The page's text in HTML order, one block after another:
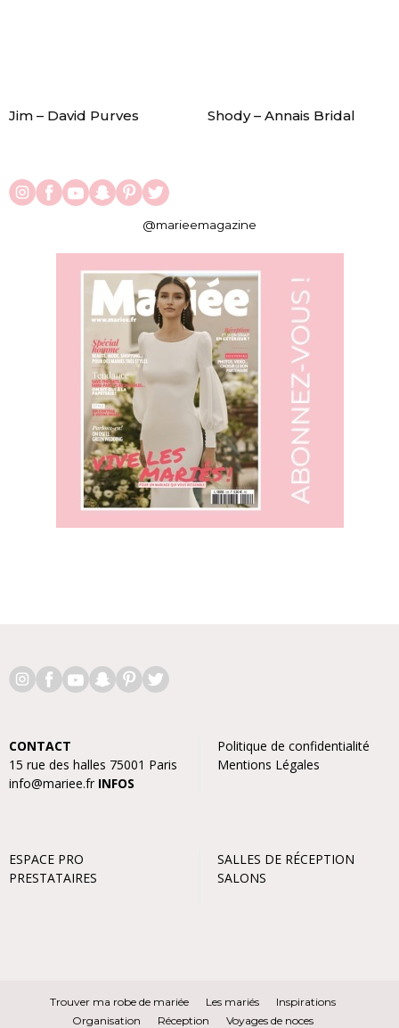
Jim – David Purves Shody – Annais Bridal
@marieemagazine
CONTACT
15 rue des halles 75001 Paris
info@mariee.fr INFOS
Politique de confidentialité
Mentions Légales
ESPACE PRO
PRESTATAIRES
SALLES DE RÉCEPTION
SALONS
Trouver ma robe de mariée Les mariés
Inspirations
Organisation
Réception Voyages de noces